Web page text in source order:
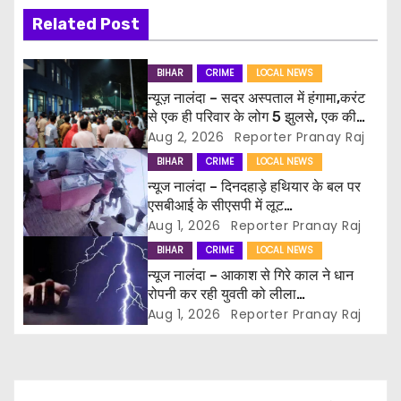
v
i
g
a
t
i
o
n
Related Post
BIHAR CRIME LOCAL NEWS
न्यूज़ नालंदा – सदर अस्पताल में हंगामा,करंट
से एक ही परिवार के लोग 5 झुलसे, एक की
मौत के बाद हंगामा; इलाज में लापरवाही का
आरोप, पुलिस ने संभाला मोर्चा
Aug 2, 2026 Reporter Pranay Raj
BIHAR CRIME LOCAL NEWS
न्यूज नालंदा – दिनदहाड़े हथियार के बल पर
एसबीआई के सीएसपी में लूट…
Aug 1, 2026 Reporter Pranay Raj
BIHAR CRIME LOCAL NEWS
न्यूज नालंदा – आकाश से गिरे काल ने धान
रोपनी कर रही युवती को लीला…
Aug 1, 2026 Reporter Pranay Raj